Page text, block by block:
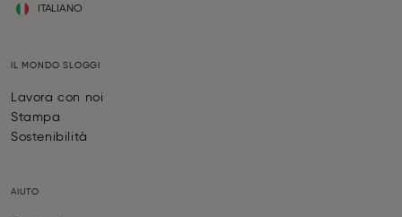
ITALIANO
IL MONDO SLOGGI
Lavora con noi
Stampa
Sostenibilità
AIUTO